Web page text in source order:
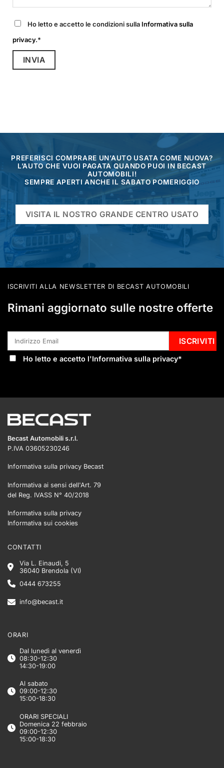
Ho letto e accetto le condizioni sulla Informativa sulla
privacy.*
PREFERISCI COMPRARE UN’AUTO USATA COME NUOVA?
L’AUTO CHE VUOI PAGATA QUANDO PUOI IN BECAST
AUTOMOBILI!
SEMPRE APERTI ANCHE IL SABATO POMERIGGIO
VISITA IL NOSTRO GRANDE CENTRO USATO
ISCRIVITI ALLA NEWSLETTER DI BECAST AUTOMOBILI
Rimani aggiornato sulle nostre offerte
Ho letto e accetto l'Informativa sulla privacy*
Becast Automobili s.r.l.
P.IVA 03605230246
Informativa sulla privacy Becast
Informativa ai sensi dell'Art. 79
del Reg. IVASS N° 40/2018
Informativa sulla privacy
Informativa sui cookies
CONTATTI
Via L. Einaudi, 5
36040 Brendola (VI)
0444 673255
info@becast.it
ORARI
Dal lunedì al venerdì
08:30-12:30
14:30-19:00
Al sabato
09:00-12:30
15:00-18:30
ORARI SPECIALI
Domenica 22 febbraio
09:00-12:30
15:00-18:30